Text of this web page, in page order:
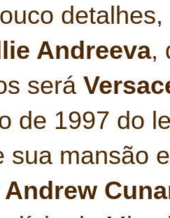
Andreeva,
será
de 1997 do
sua mansão
Andrew